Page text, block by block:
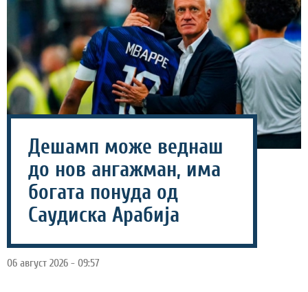
Дешамп може веднаш
до нов ангажман, има
богата понуда од
Саудиска Арабија
06 август 2026 - 09:57